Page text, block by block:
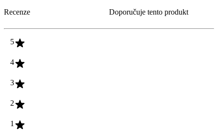
Recenze
Doporučuje tento produkt
5
4
3
2
1